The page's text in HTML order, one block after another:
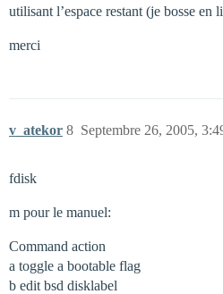
utilisant l’espace restant (je bosse
merci
v_atekor Septembre 26, 2005,
8
fdisk
m pour le manuel:
Command action
a toggle a bootable flag
b edit bsd disklabel